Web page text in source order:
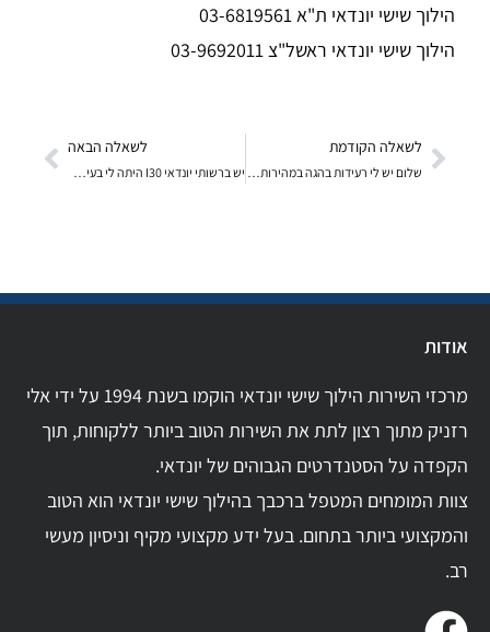
הילוך שישי יונדאי ת"א 03-6819561
הילוך שישי יונדאי ראשל"צ 03-9692011
לשאלה הקודמת לשאלה הבאה
אודות
מרכזי השירות הילוך שישי יונדאי הוקמו בשנת 1994 על ידי אלי
רזניק מתוך רצון לתת את השירות הטוב ביותר ללקוחות, תוך
הקפדה על הסטנדרטים הגבוהים של יונדאי.
צוות המומחים המטפל ברכבך בהילוך שישי יונדאי הוא הטוב
והמקצועי ביותר בתחום. בעל ידע מקצועי מקיף וניסיון מעשי
רב.